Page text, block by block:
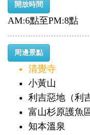
開放時間
AM:6點至PM:8點
周邊景點
清覺寺
小黃山
利吉惡地（利
富山杉原護魚
知本溫泉